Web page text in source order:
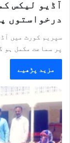
آڈیو لیکس
درخواستوں
سپریم کورٹ میں
پر سماعت مکمل ہو
مزید پڑھیے